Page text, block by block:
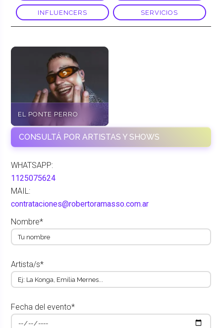
INFLUENCERS SERVICIOS
EL PONTE PERRO
CONSULTÁ POR ARTISTAS Y SHOWS
WHATSAPP:
1125075624
MAIL:
contrataciones@robertoramasso.com.ar
Nombre*
Artista/s*
Fecha del evento*